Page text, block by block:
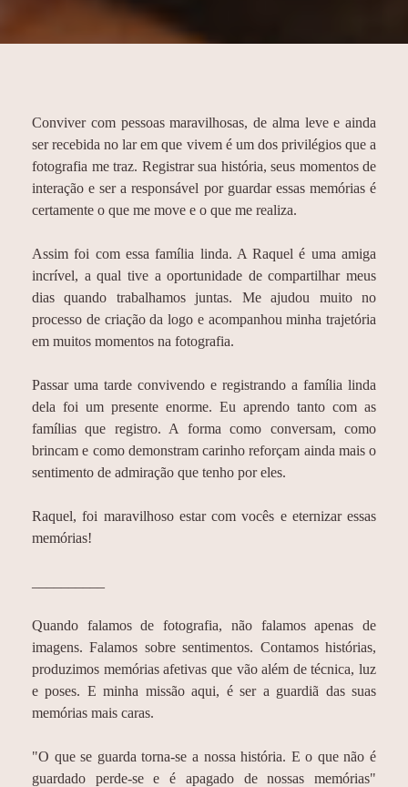
Conviver com pessoas maravilhosas, de alma leve e ainda
ser recebida no lar em que vivem é um dos privilégios que a
fotografia me traz. Registrar sua história, seus momentos de
interação e ser a responsável por guardar essas memórias é
certamente o que me move e o que me realiza.
Assim foi com essa família linda. A Raquel é uma amiga
incrível, a qual tive a oportunidade de compartilhar meus
dias quando trabalhamos juntas. Me ajudou muito no
processo de criação da logo e acompanhou minha trajetória
em muitos momentos na fotografia.
Passar uma tarde convivendo e registrando a família linda
dela foi um presente enorme. Eu aprendo tanto com as
famílias que registro. A forma como conversam, como
brincam e como demonstram carinho reforçam ainda mais o
sentimento de admiração que tenho por eles.
Raquel, foi maravilhoso estar com vocês e eternizar essas
memórias!
Quando falamos de fotografia, não falamos apenas de
imagens. Falamos sobre sentimentos. Contamos histórias,
produzimos memórias afetivas que vão além de técnica, luz
e poses. E minha missão aqui, é ser a guardiã das suas
memórias mais caras.
"O que se guarda torna-se a nossa história. E o que não é
guardado perde-se e é apagado de nossas memórias"